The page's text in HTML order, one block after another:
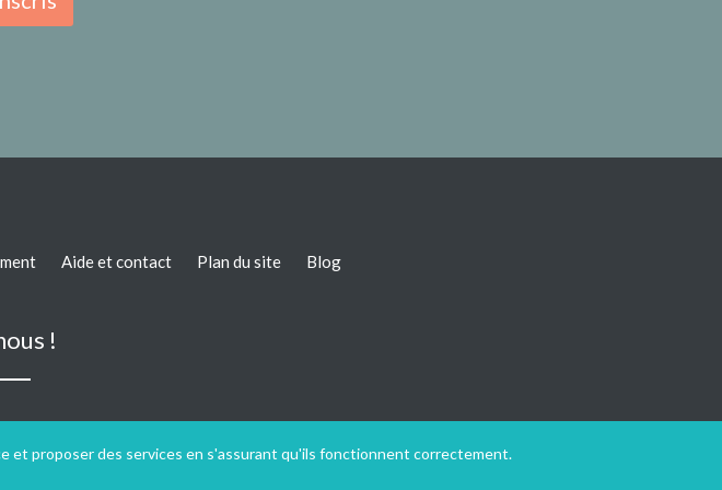
et proposer des services en s'assurant qu'ils fonctionnent correctement.
Aide et contact Plan du site Blog
!